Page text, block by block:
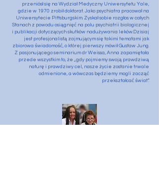
przeniósł się na Wydział Medyczny Uniwersytetu Yale,
gdzie w 1970 zrobił doktorat. Jako psychiatra pracował na
Uniwersytecie Pittsburgskim. Zyskał sobie rozgłos w całych
Stanach z powodu osiągnięć na polu psychiatrii biologicznej
i publikacji dotyczących skutków nadużywania leków.Dzisiaj
jest profesjonalistą zajmującym się takimi tematami jak
zbiorowa świadomość, o której pierwszy mówił Gustaw Jung.
Z pasjonującego seminarium dr Weissa, Anna zapamiętała
przede wszystkim to, że „gdy pojmiemy swoją prawdziwą
naturę i prawdziwy cel, nasze życie zostanie trwale
odmienione, a wówczas będziemy mogli zacząć
przekształcać świat”.